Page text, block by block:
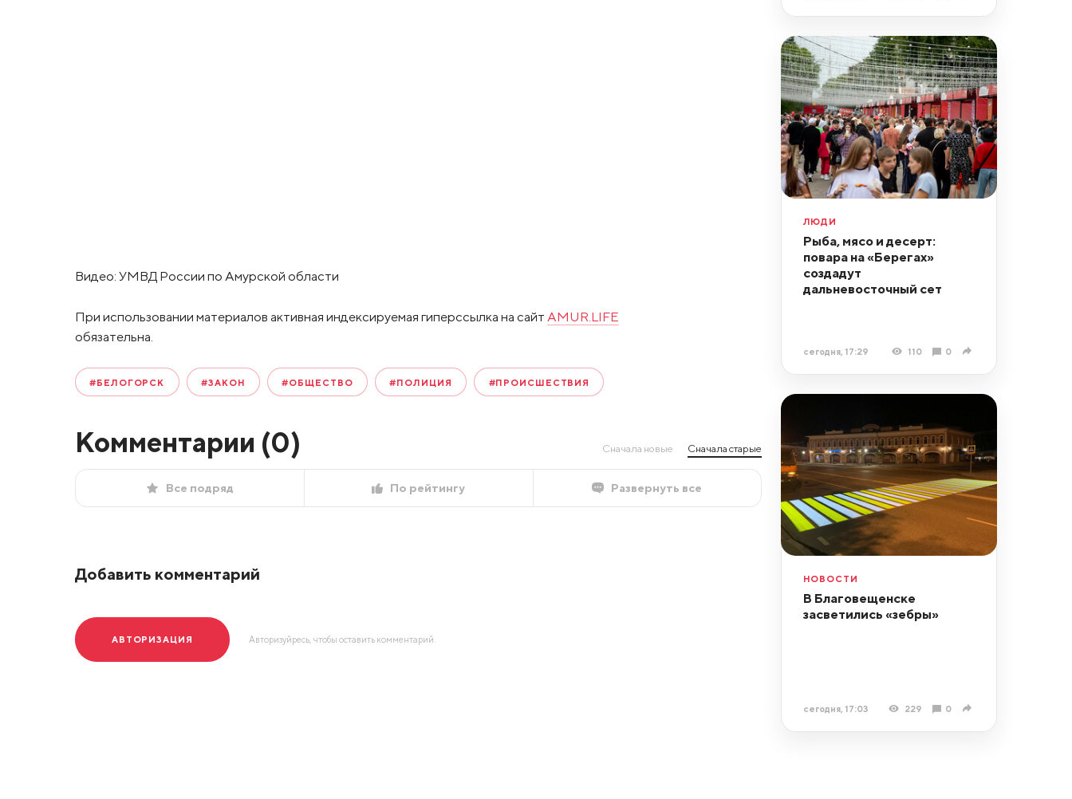
Видео: УМВД России по Амурской области
При использовании материалов активная индексируемая гиперссылка на сайт AMUR.LIFE
обязательна.
#БЕЛОГОРСК #ЗАКОН #ОБЩЕСТВО #ПОЛИЦИЯ #ПРОИСШЕСТВИЯ
Комментарии (0) Сначала новые Сначала старые
Все подряд По рейтингу Развернуть все
Добавить комментарий
АВТОРИЗАЦИЯ Авторизуйресь, чтобы оставить комментарий.
ЛЮДИ
Рыба, мясо и десерт:
повара на «Берегах»
создадут
дальневосточный сет
сегодня, 17:29 110 0
НОВОСТИ
В Благовещенске
засветились «зебры»
сегодня, 17:03 229 0